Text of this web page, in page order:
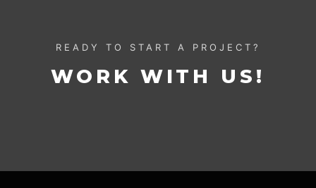
READY TO START A PROJECT?
WORK WITH US!